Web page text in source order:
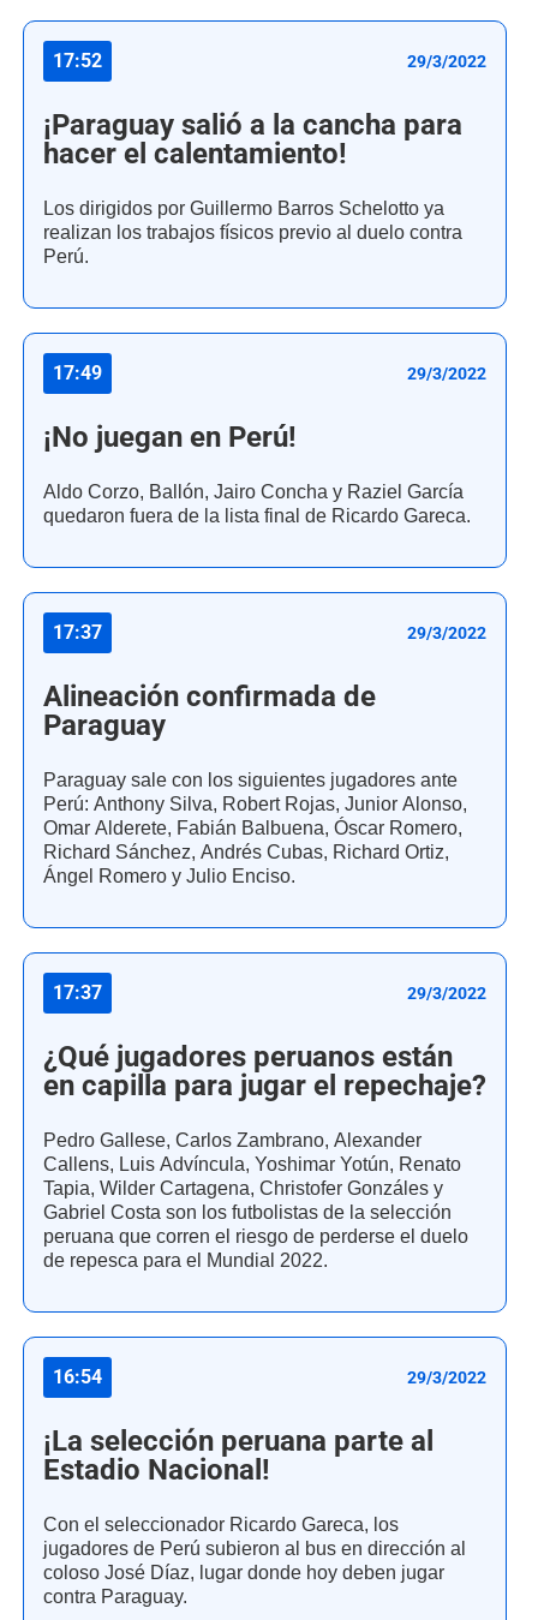
17:52 29/3/2022
¡Paraguay salió a la cancha para
hacer el calentamiento!
Los dirigidos por Guillermo Barros Schelotto ya
realizan los trabajos físicos previo al duelo contra
Perú.
17:49 29/3/2022
¡No juegan en Perú!
Aldo Corzo, Ballón, Jairo Concha y Raziel García
quedaron fuera de la lista final de Ricardo Gareca.
17:37 29/3/2022
Alineación confirmada de
Paraguay
Paraguay sale con los siguientes jugadores ante
Perú: Anthony Silva, Robert Rojas, Junior Alonso,
Omar Alderete, Fabián Balbuena, Óscar Romero,
Richard Sánchez, Andrés Cubas, Richard Ortiz,
Ángel Romero y Julio Enciso.
17:37 29/3/2022
¿Qué jugadores peruanos están
en capilla para jugar el repechaje?
Pedro Gallese, Carlos Zambrano, Alexander
Callens, Luis Advíncula, Yoshimar Yotún, Renato
Tapia, Wilder Cartagena, Christofer Gonzáles y
Gabriel Costa son los futbolistas de la selección
peruana que corren el riesgo de perderse el duelo
de repesca para el Mundial 2022.
16:54 29/3/2022
¡La selección peruana parte al
Estadio Nacional!
Con el seleccionador Ricardo Gareca, los
jugadores de Perú subieron al bus en dirección al
coloso José Díaz, lugar donde hoy deben jugar
contra Paraguay.